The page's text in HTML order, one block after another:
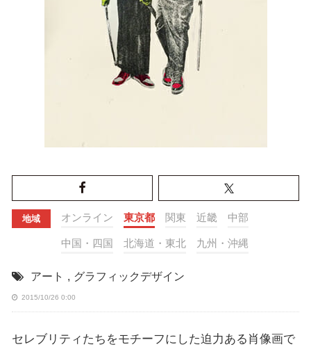
地域 オンライン 東京都 関東 近畿 中部
中国・四国 北海道・東北 九州・沖縄
アート , グラフィックデザイン
2015/10/26 0:00
セレブリティたちをモチーフにした迫力ある肖像画で